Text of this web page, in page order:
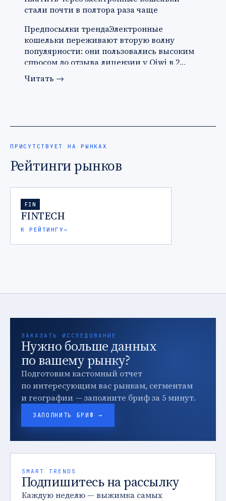
стали почти в полтора раза чаще
Предпосылки трендаЭлектронные
кошельки переживают вторую волну
популярности: они пользовались высоким
спросом до отзыва лицензии у Qiwi в 2…
Читать →
ПРИСУТСТВУЕТ НА РЫНКАХ
Рейтинги рынков
FIN
FINTECH
К РЕЙТИНГУ→
ЗАКАЗАТЬ ИССЛЕДОВАНИЕ
Нужно больше данных
по вашему рынку?
Подготовим кастомный отчет
по интересующим вас рынкам, сегментам
и географии — заполните бриф за 5 минут.
ЗАПОЛНИТЬ БРИФ →
SMART TRENDS
Подпишитесь на рассылку
Каждую неделю — выжимка самых